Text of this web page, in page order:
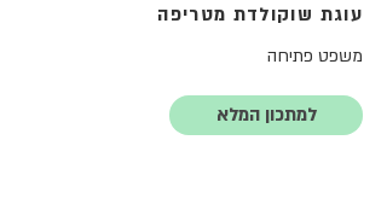
עוגת שוקולדת מטריפה
משפט פתיחה
למתכון המלא